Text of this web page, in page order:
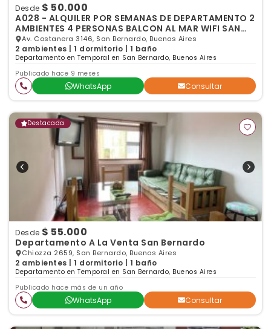
Desde $ 50.000
A028 - ALQUILER POR SEMANAS DE DEPARTAMENTO 2
AMBIENTES 4 PERSONAS BALCON AL MAR WIFI SAN
BERNARDO
Av. Costanera 3146, San Bernardo, Buenos Aires
2 ambientes | 1 dormitorio | 1 baño
Departamento en Temporal en San Bernardo, Buenos Aires
Publicado hace 9 meses
WhatsApp Consultar
Destacada
Desde $ 55.000
Departamento A La Venta San Bernardo
Chiozza 2659, San Bernardo, Buenos Aires
2 ambientes | 1 dormitorio | 1 baño
Departamento en Temporal en San Bernardo, Buenos Aires
Publicado hace más de un año
WhatsApp Consultar